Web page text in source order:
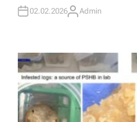
N
02.02.2026A
R
Admin